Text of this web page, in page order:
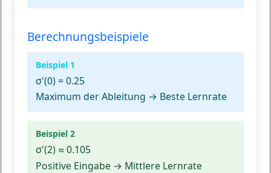
Berechnungsbeispiele
Beispiel 1
σ'(0) = 0.25
Maximum der Ableitung → Beste Lernrate
Beispiel 2
σ'(2) ≈ 0.105
Positive Eingabe → Mittlere Lernrate